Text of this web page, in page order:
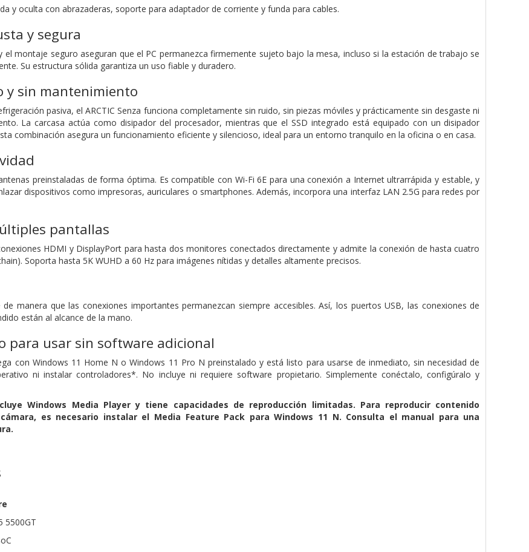
y oculta con abrazaderas, soporte para adaptador de corriente y funda para cables.
y segura
el montaje seguro aseguran que el PC permanezca firmemente sujeto bajo la mesa, incluso si la estación de trabajo se
Su estructura sólida garantiza un uso fiable y duradero.
y sin mantenimiento
pasiva, el ARCTIC Senza funciona completamente sin ruido, sin piezas móviles y prácticamente sin desgaste ni
La carcasa actúa como disipador del procesador, mientras que el SSD integrado está equipado con un disipador
combinación asegura un funcionamiento eficiente y silencioso, ideal para un entorno tranquilo en la oficina o en casa.
preinstaladas de forma óptima. Es compatible con Wi-Fi 6E para una conexión a Internet ultrarrápida y estable, y
dispositivos como impresoras, auriculares o smartphones. Además, incorpora una interfaz LAN 2.5G para redes por
pantallas
HDMI y DisplayPort para hasta dos monitores conectados directamente y admite la conexión de hasta cuatro
Soporta hasta 5K WUHD a 60 Hz para imágenes nítidas y detalles altamente precisos.
de manera que las conexiones importantes permanezcan siempre accesibles. Así, los puertos USB, las conexiones de
están al alcance de la mano.
para usar sin software adicional
con Windows 11 Home N o Windows 11 Pro N preinstalado y está listo para usarse de inmediato, sin necesidad de
ni instalar controladores*. No incluye ni requiere software propietario. Simplemente conéctalo, configúralo y
Windows Media Player y tiene capacidades de reproducción limitadas. Para reproducir contenido
es necesario instalar el Media Feature Pack para Windows 11 N. Consulta el manual para una
5500GT